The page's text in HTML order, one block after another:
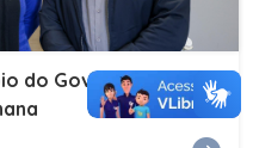
do Governo do